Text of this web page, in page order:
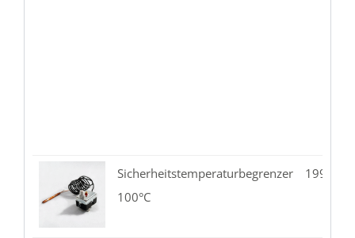
Sicherheitstemperaturbegrenzer
100°C
199.08-